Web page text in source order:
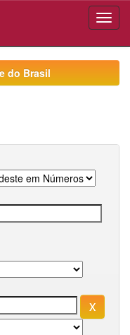
do Brasil